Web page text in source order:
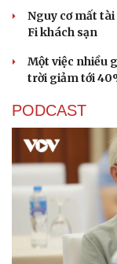
Nguy cơ mất
Fi khách sạn
Một việc nhiều
trời giảm tới
PODCAST